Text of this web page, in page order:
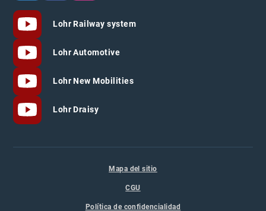
Lohr Railway system
Lohr Automotive
Lohr New Mobilities
Lohr Draisy
Mapa del sitio
CGU
Política de confidencialidad